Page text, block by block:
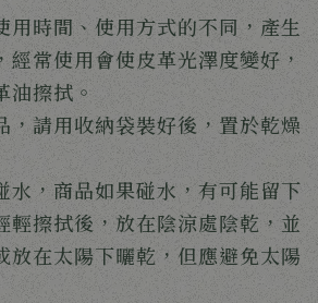
用時間、使用方式的不同，產生
經常使用會使皮革光澤度變好，
油擦拭。
，請用收納袋裝好後，置於乾燥
水，商品如果碰水，有可能留下
輕擦拭後，放在陰涼處陰乾，並
放在太陽下曬乾，但應避免太陽